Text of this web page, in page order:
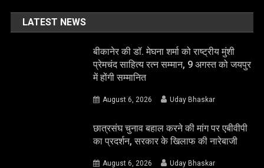
LATEST NEWS
बीकानेर की डॉ. मेघना शर्मा को राष्ट्रीय मुंशी
प्रेमचंद साहित्य रत्न सम्मान, 9 अगस्त को जयपुर
में होंगी सम्मानित
August 6, 2026 Uday Bhaskar
छात्रसंघ चुनाव बहाल करने की मांग पर एबीवीपी
का प्रदर्शन, सरकार के खिलाफ की नारेबाजी
August 6, 2026 Uday Bhaskar